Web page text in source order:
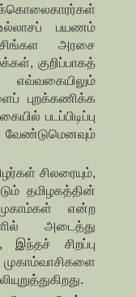
உல்லாசப் பயணம்
சிங்கள அரசை
குறிப்பாகத்
புறக்கணிக்க
படப்பிடிப்பு
சிலரையும்,
தமிழகத்தின்
முகாம்கள் என்ற
அடைத்து
இந்தச் சிறப்பு